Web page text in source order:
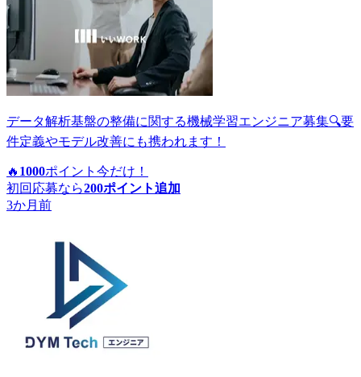
データ解析基盤の整備に関する機械学習エンジニア募集🔍要
件定義やモデル改善にも携われます！
🔥 1000ポイント 今だけ！
初回応募なら200ポイント追加
3か月前